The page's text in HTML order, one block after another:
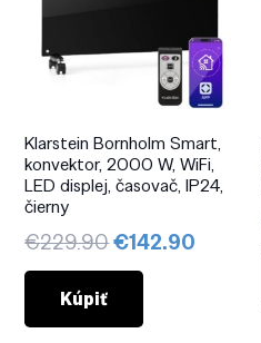
Klarstein Bornholm Smart,
konvektor, 2000 W, WiFi,
LED displej, časovač, IP24,
čierny
€229.90Pôvodná
cena
€229.90.
€142.90
Kúpiť